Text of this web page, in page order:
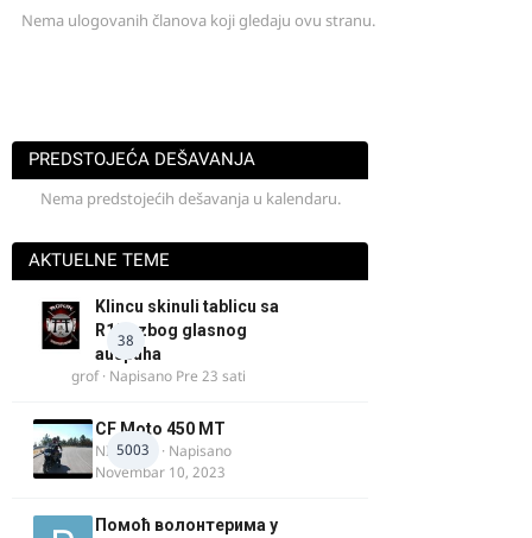
Nema ulogovanih članova koji gledaju ovu stranu.
PREDSTOJEĆA DEŠAVANJA
Nema predstojećih dešavanja u kalendaru.
AKTUELNE TEME
38
Klincu skinuli tablicu sa
R125 zbog glasnog
auspuha
grof· Napisano Pre 23 sati
5003
CF Moto 450 MT
NIKOLA 1
· Napisano
Novembar 10, 2023
Помоћ волонтерима у